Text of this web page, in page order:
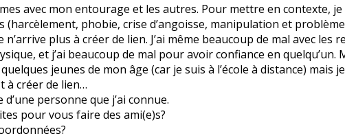
avec mon entourage et les autres. Pour mettre en contexte,
(harcèlement, phobie, crise d’angoisse, manipulation et
plus à créer de lien. J’ai même beaucoup de mal avec les
et j’ai beaucoup de mal pour avoir confiance en quelqu’un.
jeunes de mon âge (car je suis à l’école à distance) mais
à créer de lien…
personne que j’ai connue.
pour vous faire des ami(e)s?